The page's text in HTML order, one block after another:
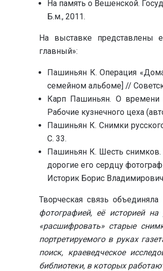
На память о Вешенской.
Б.м., 2011.
На выставке представлены
главный»:
Пашиньян К. Операция
семейном альбоме] //
Карп Пашиньян. О времени
Рабочие кузнечного цеха
Пашиньян К. Снимки
С. 33.
Пашиньян К. Шесть снимков.
дорогие его сердцу
Историк Борис
Творческая связь
фотографией, её историей на
«расшифровать» старые
портретируемого в руках
поиск, краеведческое
библиотеки, в которых